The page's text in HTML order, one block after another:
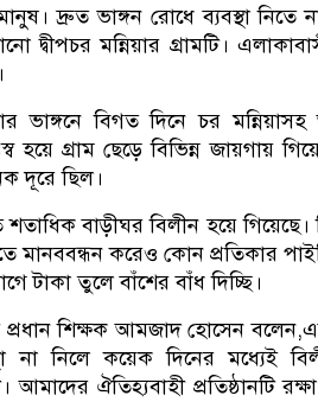
দ্রুত ভাঙ্গন রোধে ব্যবস্থা নিতে
মন্নিয়ার গ্রামটি।
ভাঙ্গনে বিগত দিনে চর
হয়ে গ্রাম ছেড়ে বিভিন্ন জায়গায়
দূরে ছিল।
বাড়ীঘর বিলীন হয়ে গিয়েছে।
মানববন্ধন করেও কোন প্রতিকার
টাকা তুলে বাঁশের বাঁধ দিচ্ছি।
প্রধান শিক্ষক আমজাদ হোসেন
না নিলে কয়েক দিনের মধ্যেই
আমাদের ঐতিহ্যবাহী প্রতিষ্ঠানটি